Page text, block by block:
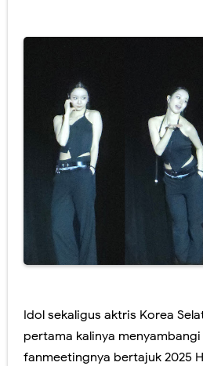
Idol sekaligus aktris Korea
pertama kalinya
fanmeetingnya bertajuk 2025